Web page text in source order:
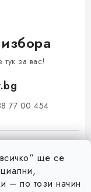
ще се
– по този начин
за вас!
77 00 454